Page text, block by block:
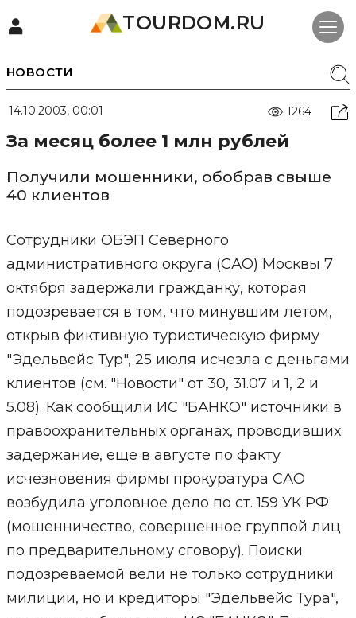
TOURDOM.RU
НОВОСТИ
14.10.2003, 00:01 1264
За месяц более 1 млн рублей
Получили мошенники, обобрав свыше
40 клиентов
Сотрудники ОБЭП Северного
административного округа (САО) Москвы 7
октября задержали гражданку, которая
подозревается в том, что минувшим летом,
открыв фиктивную туристическую фирму
"Эдельвейс Тур", 25 июля исчезла с деньгами
клиентов (см. "Новости" от 30, 31.07 и 1, 2 и
5.08). Как сообщили ИС "БАНКО" источники в
правоохранительных органах, проводивших
задержание, еще в августе по факту
исчезновения фирмы прокуратура САО
возбудила уголовное дело по ст. 159 УК РФ
(мошенничество, совершенное группой лиц
по предварительному сговору). Поиски
подозреваемой вели не только сотрудники
милиции, но и кредиторы "Эдельвейс Тура",